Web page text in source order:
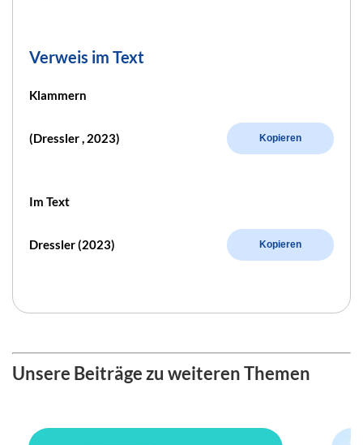
Verweis im Text
Klammern
(Dressler , 2023) Kopieren
Im Text
Dressler (2023) Kopieren
Unsere Beiträge zu weiteren Themen